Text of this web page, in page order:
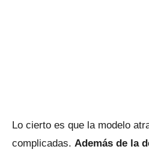
Lo cierto es que la modelo
complicadas. Además de la